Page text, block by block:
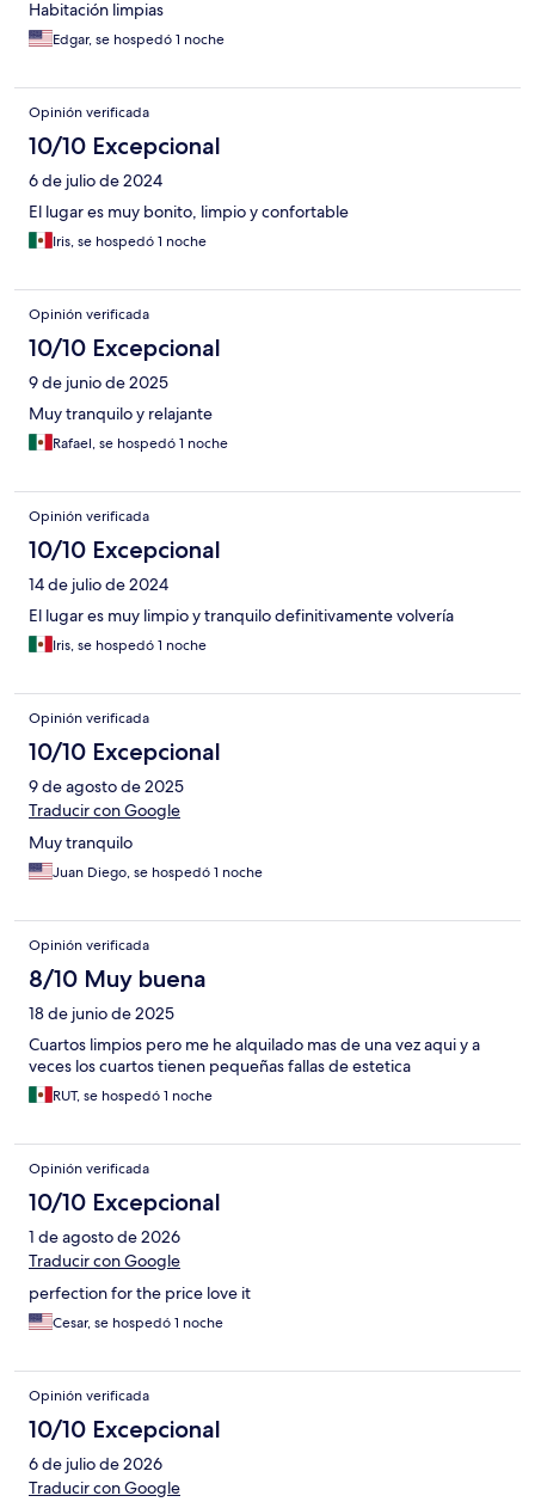
Habitación limpias
Edgar, se hospedó 1 noche
Opinión verificada
10/10 Excepcional
6 de julio de 2024
El lugar es muy bonito, limpio y confortable
Iris, se hospedó 1 noche
Opinión verificada
10/10 Excepcional
9 de junio de 2025
Muy tranquilo y relajante
Rafael, se hospedó 1 noche
Opinión verificada
10/10 Excepcional
14 de julio de 2024
El lugar es muy limpio y tranquilo definitivamente volvería
Iris, se hospedó 1 noche
Opinión verificada
10/10 Excepcional
9 de agosto de 2025
Traducir con Google
Muy tranquilo
Juan Diego, se hospedó 1 noche
Opinión verificada
8/10 Muy buena
18 de junio de 2025
Cuartos limpios pero me he alquilado mas de una vez aqui y a
veces los cuartos tienen pequeñas fallas de estetica
RUT, se hospedó 1 noche
Opinión verificada
10/10 Excepcional
1 de agosto de 2026
Traducir con Google
perfection for the price love it
Cesar, se hospedó 1 noche
Opinión verificada
10/10 Excepcional
6 de julio de 2026
Traducir con Google